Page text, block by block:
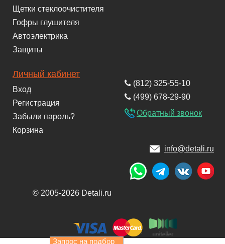
Запрос на подбор
Щетки стеклоочистителя
Гофры глушителя
Автоэлектрика
Защиты
Личный кабинет
Вход
Регистрация
Забыли пароль?
Корзина
(812) 325-55-10
(499) 678-29-90
Обратный звонок
info@detali.ru
© 2005-2026 Detali.ru